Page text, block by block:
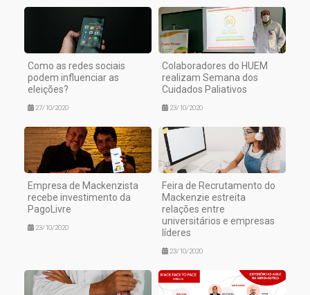
Como as redes sociais
podem influenciar as
eleições?
27/10/2020
Colaboradores do HUEM
realizam Semana dos
Cuidados Paliativos
23/10/2020
Empresa de Mackenzista
recebe investimento da
PagoLivre
23/10/2020
Feira de Recrutamento do
Mackenzie estreita
relações entre
universitários e empresas
líderes
23/10/2020